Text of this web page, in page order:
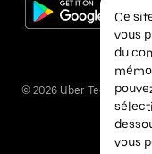
© 2026 Uber
Ce
vous
du
vous